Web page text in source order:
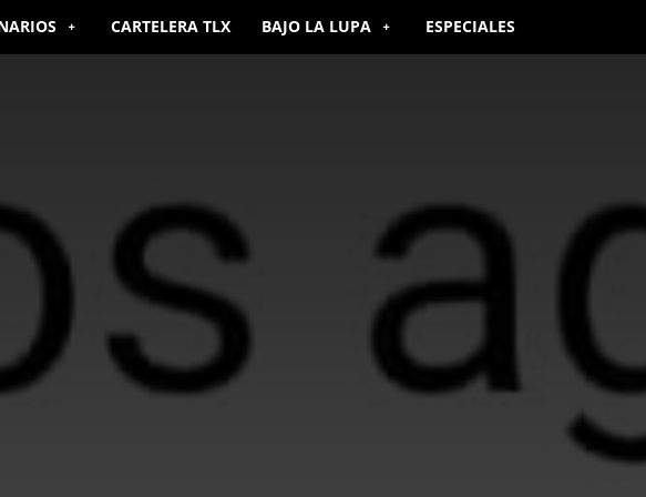
CARTELERA TLX BAJO LA LUPA ESPECIALES